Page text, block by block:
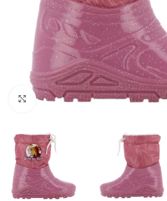
Click to enlarge